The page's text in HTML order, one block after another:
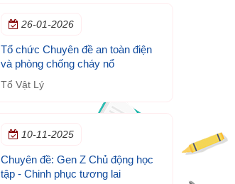
26-01-2026
Tổ chức Chuyên đề an toàn điện
và phòng chống cháy nổ
Tổ Vật Lý
10-11-2025
Chuyên đề: Gen Z Chủ động học
tập - Chinh phục tương lai